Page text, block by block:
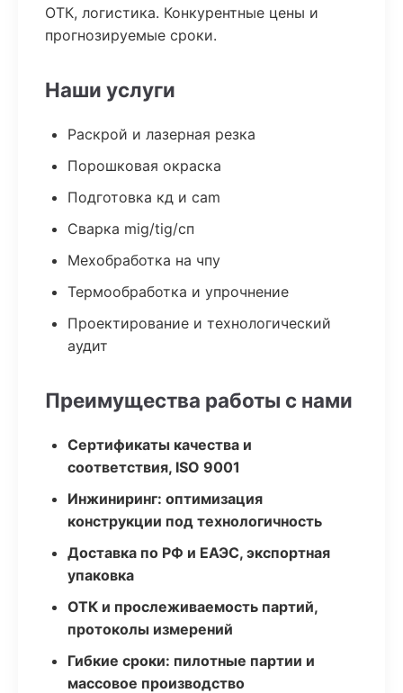
ОТК, логистика. Конкурентные цены и
прогнозируемые сроки.
Наши услуги
Раскрой и лазерная резка
Порошковая окраска
Подготовка кд и cam
Сварка mig/tig/сп
Мехобработка на чпу
Термообработка и упрочнение
Проектирование и технологический
аудит
Преимущества работы с нами
Сертификаты качества и
соответствия, ISO 9001
Инжиниринг: оптимизация
конструкции под технологичность
Доставка по РФ и ЕАЭС, экспортная
упаковка
ОТК и прослеживаемость партий,
протоколы измерений
Гибкие сроки: пилотные партии и
массовое производство